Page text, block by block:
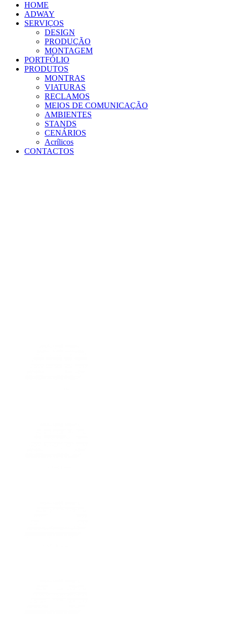
HOME
ADWAY
SERVIÇOS
DESIGN
PRODUÇÃO
MONTAGEM
PORTFÓLIO
PRODUTOS
MONTRAS
VIATURAS
RECLAMOS
MEIOS DE COMUNICAÇÃO
AMBIENTES
STANDS
CENÁRIOS
Acrílicos
CONTACTOS